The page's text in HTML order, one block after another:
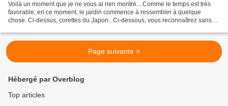
Voilà un moment que je ne vous ai rien montré....Comme le temps est très
favorable, en ce moment, le jardin commence à ressembler à quelque
chose. Ci-dessus, corettes du Japon...Ci-dessous, vous reconnaîtrez sans
Page suivante >
Hébergé par Overblog
Top articles